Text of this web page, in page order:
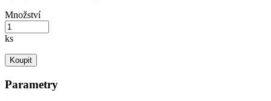
Množství
ks
Koupit
Parametry